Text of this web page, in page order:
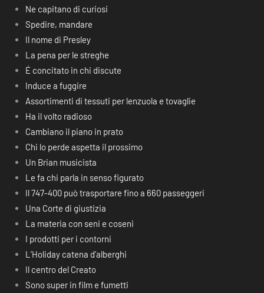
Ne capitano di curiosi
Spedire, mandare
Il nome di Presley
La pena per le streghe
É concitato in chi discute
Induce a fuggire
Assortimenti di tessuti per lenzuola e tovaglie
Ha il volto radioso
Cambiano il piano in prato
Chi lo perde aspetta il prossimo
Un Brian musicista
Le fa chi parla in senso figurato
Il 747-400 può trasportare fino a 660 passeggeri
Una Corte di giustizia
La materia con seni e coseni
I prodotti per i contorni
L’Holiday catena d’alberghi
Il centro del Creato
Sono super in film e fumetti